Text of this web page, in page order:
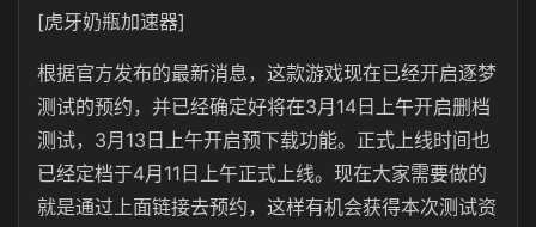
[虎牙奶瓶加速器]
根据官方发布的最新消息，这款游戏现在已经开启逐梦
测试的预约，并已经确定好将在3月14日上午开启删档
测试，3月13日上午开启预下载功能。正式上线时间也
已经定档于4月11日上午正式上线。现在大家需要做的
就是通过上面链接去预约，这样有机会获得本次测试资